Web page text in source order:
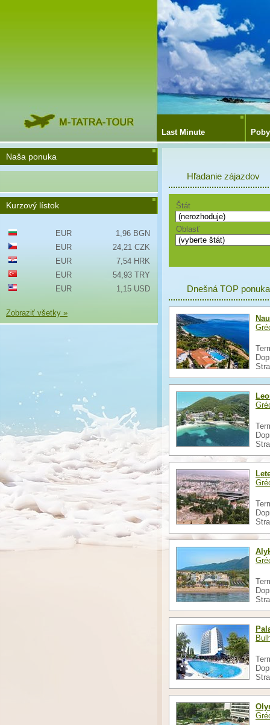
Last Minute
Hľadanie zájazdov
Štát
Oblasť
Dnešná TOP
Naša ponuka
Kurzový lístok
EUR
1,96 BGN
EUR
24,21 CZK
EUR
7,54 HRK
EUR
54,93 TRY
EUR
1,15 USD
Zobraziť všetky »